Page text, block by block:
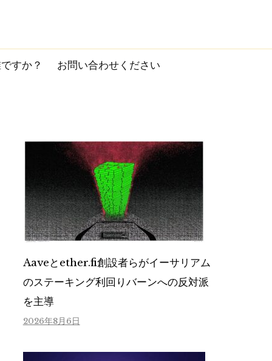
すか？ お問い合わせください
Aaveとether.fi創設者らがイーサリアム
のステーキング利回りバーンへの反対派
を主導
2026年8月6日